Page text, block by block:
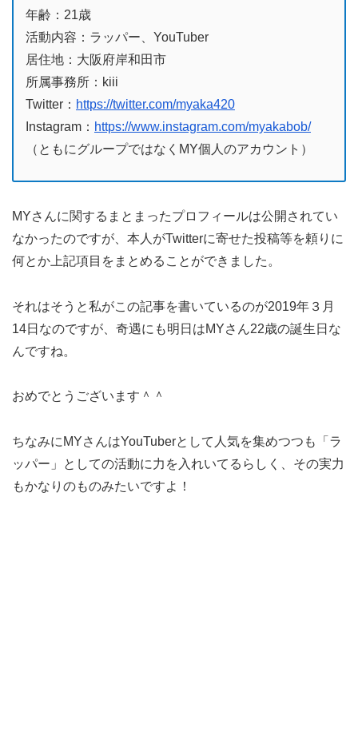
年齢：21歳
活動内容：ラッパー、YouTuber
居住地：大阪府岸和田市
所属事務所：kiii
Twitter： https://twitter.com/myaka420
Instagram： https://www.instagram.com/myakabob/
（ともにグループではなくMY個人のアカウント）
MYさんに関するまとまったプロフィールは公開されてい
なかったのですが、本人がTwitterに寄せた投稿等を頼りに
何とか上記項目をまとめることができました。
それはそうと私がこの記事を書いているのが2019年３月
14日なのですが、奇遇にも明日はMYさん22歳の誕生日な
んですね。
おめでとうございます＾＾
ちなみにMYさんはYouTuberとして人気を集めつつも「ラ
ッパー」としての活動に力を入れいてるらしく、その実力
もかなりのものみたいですよ！